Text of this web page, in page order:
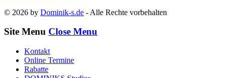
© 2026 by Dominik-s.de - Alle Rechte vorbehalten
Site Menu Close Menu
Kontakt
Online Termine
Rabatte